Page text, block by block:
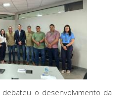
o desenvolvimento da